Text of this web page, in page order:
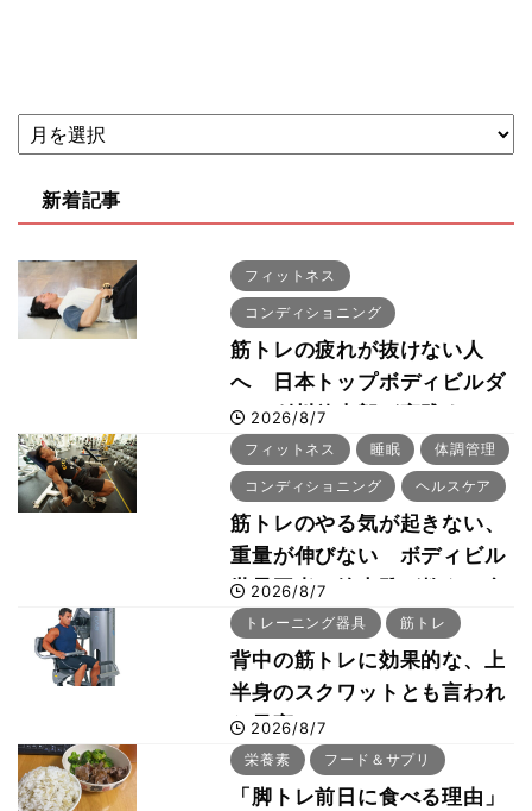
新着記事
フィットネス
コンディショニング
筋トレの疲れが抜けない人
へ 日本トップボディビルダ
ー・刈川啓志郎が実践する
「回復習慣」
2026/8/7
フィットネス 睡眠 体調管理
コンディショニング ヘルスケア
筋トレのやる気が起きない、
重量が伸びない ボディビル
世界王者・鈴木雅が教える食
事・睡眠・呼吸の整え方
2026/8/7
トレーニング器具 筋トレ
背中の筋トレに効果的な、上
半身のスクワットとも言われ
た最高マシン“ノーチラス・
プルオーバーマシン”とは？
2026/8/7
栄養素 フード＆サプリ
「脚トレ前日に食べる理由」